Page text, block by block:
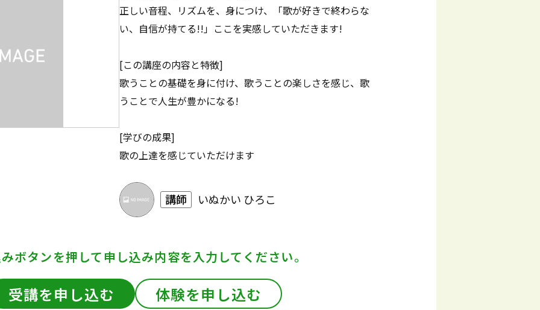
正しい音程、リズムを、身につけ、「歌が好きで終わらな
い、自信が持てる!!」ここを実感していただきます!
[この講座の内容と特徴]
歌うことの基礎を身に付け、歌うことの楽しさを感じ、歌
うことで人生が豊かになる!
[学びの成果]
歌の上達を感じていただけます
講師 いぬかい ひろこ
ボタンを押して申し込み内容を入力してください。
受講を申し込む 体験を申し込む